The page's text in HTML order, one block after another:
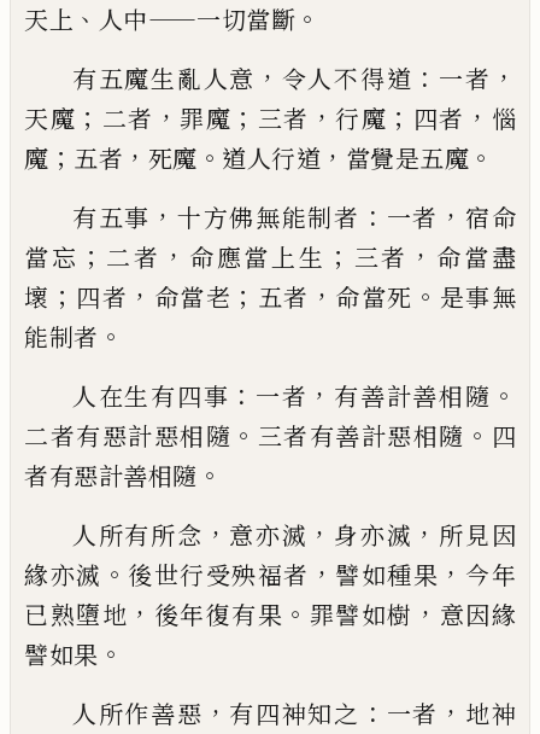
天上 、 人中——一切當斷 。
有五魔生亂人意 ， 令人不得道 ： 一者 ，
天魔 ； 二者 ， 罪魔 ； 三者 ，行魔 ； 四者 ， 惱
魔 ； 五者 ， 死魔 。 道人行道 ， 當覺是五魔 。
有五事 ， 十方佛無能制者 ： 一者 ， 宿命
當忘 ； 二者 ， 命應當上生 ； 三者 ， 命當盡
壞 ； 四者 ， 命當老 ； 五者 ， 命當死 。 是事無
能制者 。
人在生有四事 ： 一者 ， 有善計善相隨 。
二者有惡計惡相隨 。 三者有善計惡相隨 。 四
者有惡計善相隨 。
人所有所念 ， 意亦滅 ， 身亦滅 ， 所見因
緣亦滅 。 後世行受殃福者 ， 譬如種果 ， 今年
已熟墮地 ， 後年復有果 。 罪譬如樹 ， 意因緣
譬如果 。
人所作善惡 ， 有四神知之 ： 一者 ， 地神